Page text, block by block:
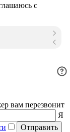
с
вам перезвонит
Я
Отправить